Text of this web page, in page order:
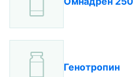
Генотропин